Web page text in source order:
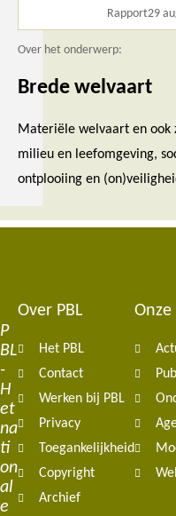
Rapport29
Over het onderwerp:
Brede welvaart
Materiële welvaart en ook
milieu en leefomgeving,
ontplooiing en
P
BL
-
H
et
na
ti
on
al
e
Footer
navigation
Over PBL
Het PBL
Contact
Werken bij PBL
Privacy
Toegankelijkheid
Copyright
Archief